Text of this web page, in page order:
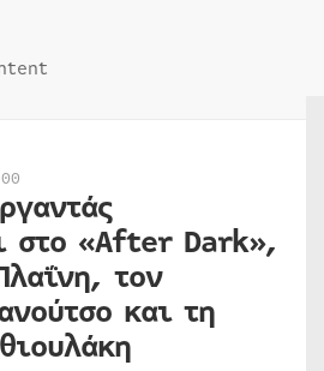
στο «After Dark»,
τον
και τη